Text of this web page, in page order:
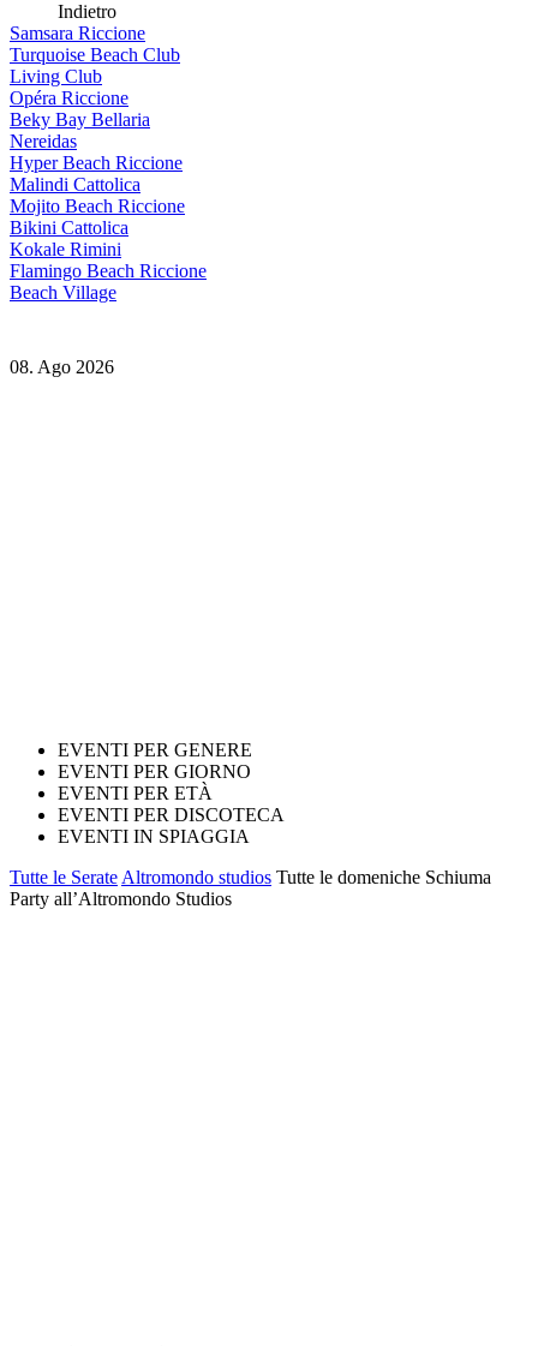
Indietro
Samsara Riccione
Turquoise Beach Club
Living Club
Opéra Riccione
Beky Bay Bellaria
Nereidas
Hyper Beach Riccione
Malindi Cattolica
Mojito Beach Riccione
Bikini Cattolica
Kokale Rimini
Flamingo Beach Riccione
Beach Village
08. Ago 2026
EVENTI PER GENERE
EVENTI PER GIORNO
EVENTI PER ETÀ
EVENTI PER DISCOTECA
EVENTI IN SPIAGGIA
Tutte le Serate Altromondo studios Tutte le domeniche Schiuma
Party all’Altromondo Studios